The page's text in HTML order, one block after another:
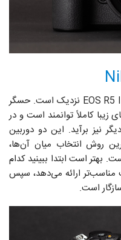
نیز از نظر توانایی بسیار به EOS R5 II نزدیک است. حسگر
زیبا کاملاً توانمند است و در
نیز برآید. این دو دوربین
روش انتخاب میان آن‌ها،
بهتر است ابتدا ببینید کدام
مناسب‌تر ارائه می‌دهد، سپس
است.